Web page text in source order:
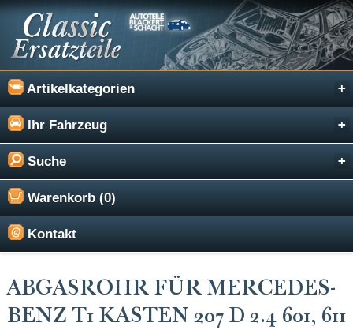
Artikelkategorien
Ihr Fahrzeug
Suche
Warenkorb (0)
Kontakt
ABGASROHR FÜR MERCEDES-
BENZ T1 KASTEN 207 D 2.4 601, 611